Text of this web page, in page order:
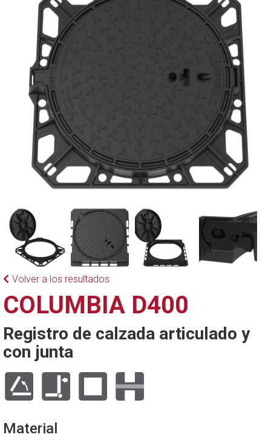
Volver a los resultados
COLUMBIA D400
Registro de calzada articulado y
con junta
Material